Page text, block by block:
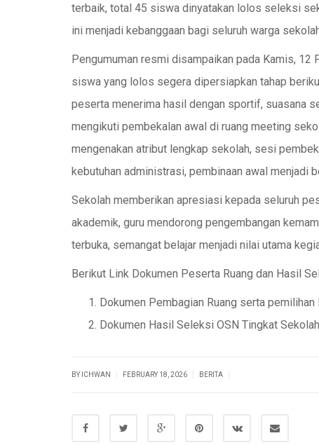
terbaik, total 45 siswa dinyatakan lolos seleksi
ini menjadi kebanggaan bagi seluruh warga
Pengumuman resmi disampaikan pada Kamis,
siswa yang lolos segera dipersiapkan tahap
peserta menerima hasil dengan sportif, suasana
mengikuti pembekalan awal di ruang meeting
mengenakan atribut lengkap sekolah, sesi
kebutuhan administrasi, pembinaan awal menjadi
Sekolah memberikan apresiasi kepada seluruh
akademik, guru mendorong pengembangan
terbuka, semangat belajar menjadi nilai utama
Berikut Link Dokumen Peserta Ruang dan Hasil
Dokumen Pembagian Ruang serta
Dokumen Hasil Seleksi OSN Tingkat
BY ICHWAN FEBRUARY 18, 2026 BERITA